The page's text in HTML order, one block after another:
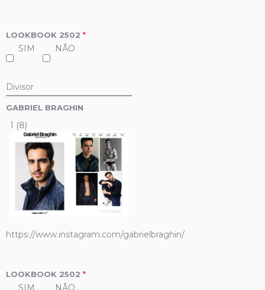
LOOKBOOK 2502 *
SIM NÃO
Divisor
GABRIEL BRAGHIN
1 (8)
https://www.instagram.com/gabrielbraghin/
LOOKBOOK 2502 *
SIM NÃO